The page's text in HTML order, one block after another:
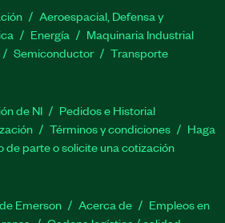
Aeroespacial, Defensa y
Energía
Maquinaria Industrial
Semiconductor Transporte
de NI
Pedidos e Historial
Términos y condiciones
Haga
de parte o solicite una cotización
Emerson Acerca de
Empleos en